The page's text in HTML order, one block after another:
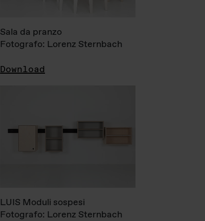
Sala da pranzo
Fotografo: Lorenz Sternbach
Download
LUIS Moduli sospesi
Fotografo: Lorenz Sternbach